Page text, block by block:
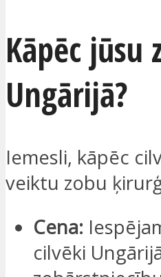
Kāpēc jūsu
Ungārijā?
Iemesli, kāpēc
veiktu zobu
Cena:
cilvēki